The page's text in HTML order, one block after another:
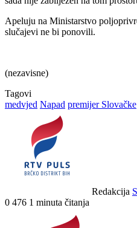
Apeluju na Ministarstvo
slučajevi ne bi ponovili.
(nezavisne)
Tagovi
medvjed Napad premijer Slovačke
Redakcija
0 476 1 minuta čitanja